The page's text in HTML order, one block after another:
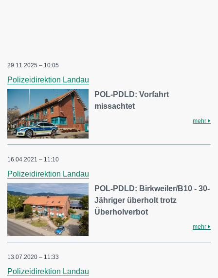
29.11.2025 – 10:05
Polizeidirektion Landau
POL-PDLD: Vorfahrt
missachtet
mehr
16.04.2021 – 11:10
Polizeidirektion Landau
POL-PDLD: Birkweiler/B10 - 30-
Jähriger überholt trotz
Überholverbot
mehr
13.07.2020 – 11:33
Polizeidirektion Landau